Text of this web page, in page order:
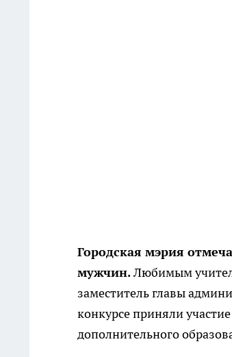
Городская мэрия
мужчин.Любимым
заместитель главы
конкурсе приняли
дополнительного